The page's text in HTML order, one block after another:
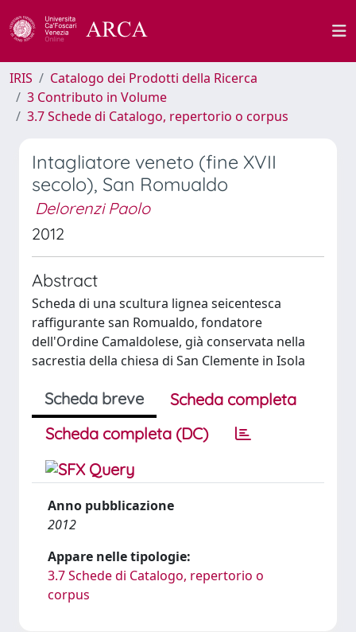
IRIS
Catalogo dei Prodotti della Ricerca
3 Contributo in Volume
3.7 Schede di Catalogo, repertorio o corpus
Intagliatore veneto (fine XVII
secolo), San Romualdo
Delorenzi Paolo
2012
Abstract
Scheda di una scultura lignea seicentesca
raffigurante san Romualdo, fondatore
dell'Ordine Camaldolese, già conservata nella
sacrestia della chiesa di San Clemente in Isola
Scheda breve
Scheda completa
Scheda completa (DC)
Anno pubblicazione
2012
Appare nelle tipologie:
3.7 Schede di Catalogo, repertorio o
corpus